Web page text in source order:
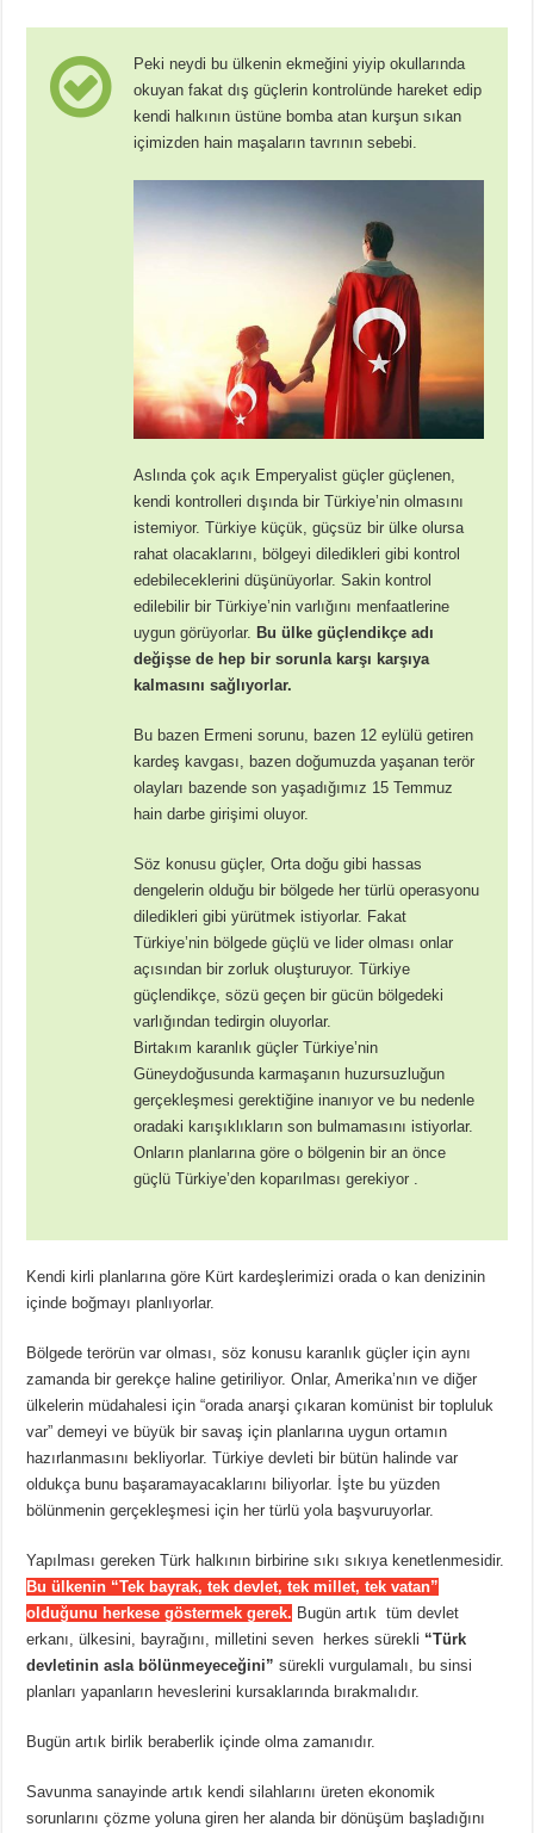
Peki neydi bu ülkenin ekmeğini yiyip okullarında
okuyan fakat dış güçlerin kontrolünde hareket edip
kendi halkının üstüne bomba atan kurşun sıkan
içimizden hain maşaların tavrının sebebi.
Aslında çok açık Emperyalist güçler güçlenen,
kendi kontrolleri dışında bir Türkiye’nin olmasını
istemiyor. Türkiye küçük, güçsüz bir ülke olursa
rahat olacaklarını, bölgeyi diledikleri gibi kontrol
edebileceklerini düşünüyorlar. Sakin kontrol
edilebilir bir Türkiye’nin varlığını menfaatlerine
uygun görüyorlar. Bu ülke güçlendikçe adı
değişse de hep bir sorunla karşı karşıya
kalmasını sağlıyorlar.
Bu bazen Ermeni sorunu, bazen 12 eylülü getiren
kardeş kavgası, bazen doğumuzda yaşanan terör
olayları bazende son yaşadığımız 15 Temmuz
hain darbe girişimi oluyor.
Söz konusu güçler, Orta doğu gibi hassas
dengelerin olduğu bir bölgede her türlü operasyonu
diledikleri gibi yürütmek istiyorlar. Fakat
Türkiye’nin bölgede güçlü ve lider olması onlar
açısından bir zorluk oluşturuyor. Türkiye
güçlendikçe, sözü geçen bir gücün bölgedeki
varlığından tedirgin oluyorlar.
Birtakım karanlık güçler Türkiye’nin
Güneydoğusunda karmaşanın huzursuzluğun
gerçekleşmesi gerektiğine inanıyor ve bu nedenle
oradaki karışıklıkların son bulmamasını istiyorlar.
Onların planlarına göre o bölgenin bir an önce
güçlü Türkiye’den koparılması gerekiyor .
Kendi kirli planlarına göre Kürt kardeşlerimizi orada o kan denizinin
içinde boğmayı planlıyorlar.
Bölgede terörün var olması, söz konusu karanlık güçler için aynı
zamanda bir gerekçe haline getiriliyor. Onlar, Amerika’nın ve diğer
ülkelerin müdahalesi için “orada anarşi çıkaran komünist bir topluluk
var” demeyi ve büyük bir savaş için planlarına uygun ortamın
hazırlanmasını bekliyorlar. Türkiye devleti bir bütün halinde var
oldukça bunu başaramayacaklarını biliyorlar. İşte bu yüzden
bölünmenin gerçekleşmesi için her türlü yola başvuruyorlar.
Yapılması gereken Türk halkının birbirine sıkı sıkıya kenetlenmesidir.
Bu ülkenin “Tek bayrak, tek devlet, tek millet, tek vatan”
olduğunu herkese göstermek gerek. Bugün artık tüm devlet
erkanı, ülkesini, bayrağını, milletini seven herkes sürekli “Türk
devletinin asla bölünmeyeceğini” sürekli vurgulamalı, bu sinsi
planları yapanların heveslerini kursaklarında bırakmalıdır.
Bugün artık birlik beraberlik içinde olma zamanıdır.
Savunma sanayinde artık kendi silahlarını üreten ekonomik
sorunlarını çözme yoluna giren her alanda bir dönüşüm başladığını